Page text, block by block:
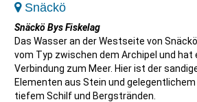
Snäckö
Snäckö Bys Fiskelag
Das Wasser an der Westseite von
vom Typ zwischen dem Archipel und hat
Verbindung zum Meer. Hier ist der
Elementen aus Stein und
tiefem Schilf und Bergstränden.